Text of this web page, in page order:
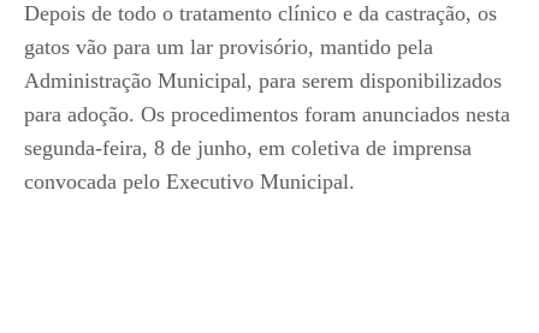
Depois de todo o tratamento clínico e da castração, os
gatos vão para um lar provisório, mantido pela
Administração Municipal, para serem disponibilizados
para adoção. Os procedimentos foram anunciados nesta
segunda-feira, 8 de junho, em coletiva de imprensa
convocada pelo Executivo Municipal.